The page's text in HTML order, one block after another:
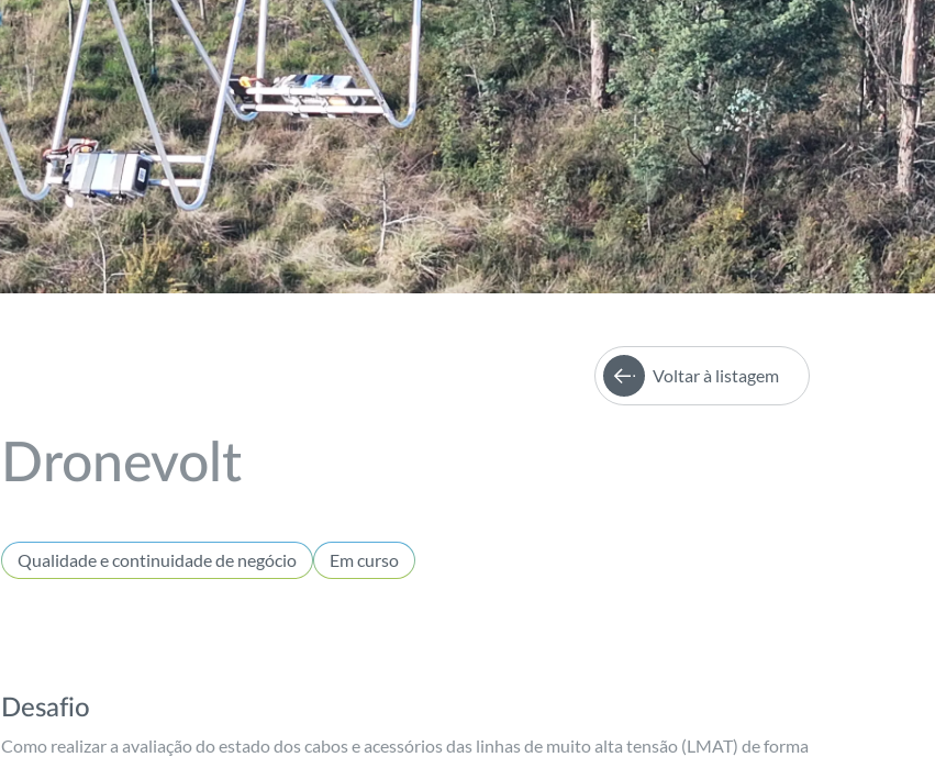
Voltar à listagem
Dronevolt
Qualidade e continuidade de negócio Em curso
Desafio
Como realizar a avaliação do estado dos cabos e acessórios das linhas de muito alta tensão (LMAT) de forma